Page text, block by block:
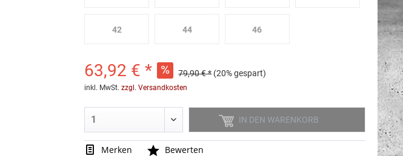
42 44 46
63,92 € * 79,90 € * (20% gespart)
inkl. MwSt.zzgl. Versandkosten
IN DEN WARENKORB
Merken Bewerten